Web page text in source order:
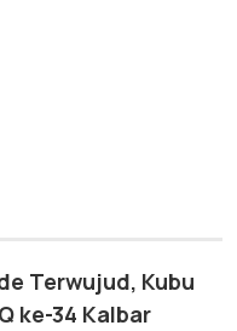
Terwujud, Kubu
ke-34 Kalbar